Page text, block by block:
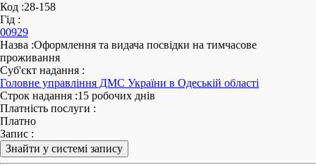
Код :28-158
Гід :
00929
Назва :Оформлення та видача посвідки на тимчасове
проживання
Суб'єкт надання :
Головне управління ДМС України в Одеській області
Строк надання :15 робочих днів
Платність послуги :
Платно
Запис :
Знайти у системі запису